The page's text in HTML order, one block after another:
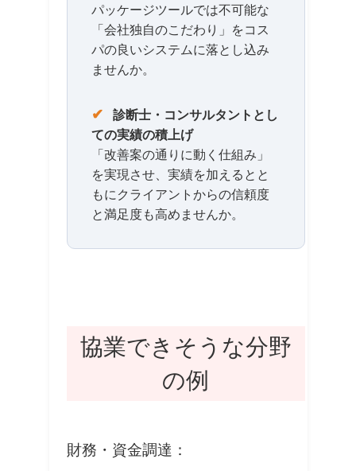
パッケージツールでは不可能な
「会社独自のこだわり」をコス
パの良いシステムに落とし込み
ませんか。
✔ 診断士・コンサルタントとし
ての実績の積上げ
「改善案の通りに動く仕組み」
を実現させ、実績を加えるとと
もにクライアントからの信頼度
と満足度も高めませんか。
協業できそうな分野
の例
財務・資金調達：